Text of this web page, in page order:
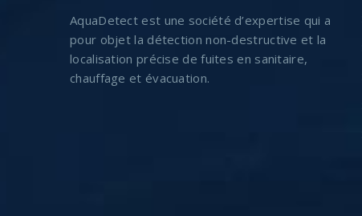
AquaDetect est une société d’expertise qui a
pour objet la détection non-destructive et la
localisation précise de fuites en sanitaire,
chauffage et évacuation.